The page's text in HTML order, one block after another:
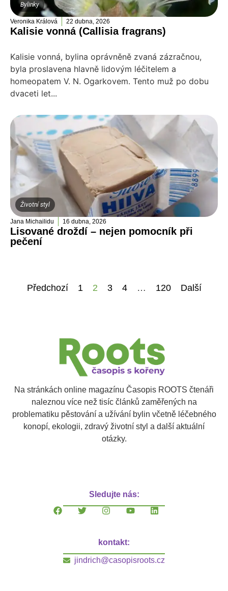
Bylinky
Veronika Králová 22 dubna, 2026
Kalisie vonná (Callisia fragrans)
Kalisie vonná, bylina oprávněně zvaná zázračnou,
byla proslavena hlavně lidovým léčitelem a
homeopatem V. N. Ogarkovem. Tento muž po dobu
dvaceti let...
Životní styl
Jana Michailidu 16 dubna, 2026
Lisované droždí – nejen pomocník při
pečení
Předchozí 1 2 3 4 … 120 Další
Na stránkách online magazínu Časopis ROOTS čtenáři
naleznou více než tisíc článků zaměřených na
problematiku pěstování a užívání bylin včetně léčebného
konopí, ekologii, zdravý životní styl a další aktuální
otázky.
Sledujte nás:
kontakt:
jindrich@casopisroots.cz